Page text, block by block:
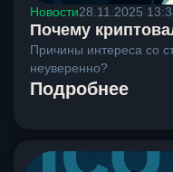
Новости28.11.2025
Почему
Причины интереса со
неуверенно?
Подробнее